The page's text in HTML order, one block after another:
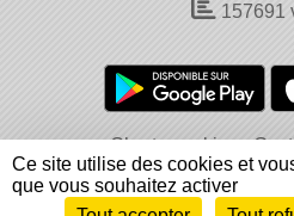
157691
Charte cookies
Informations légales
Ce site utilise des cookies et
que vous souhaitez activer